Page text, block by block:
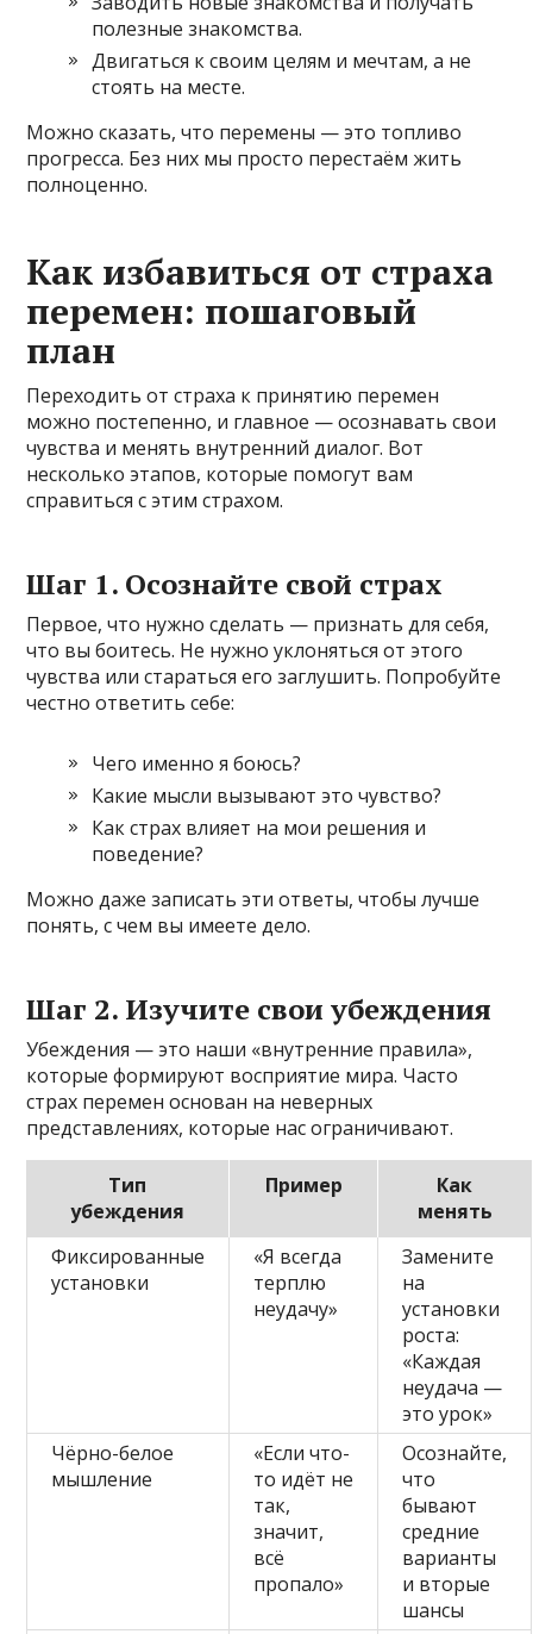
полезные знакомства.
Двигаться к своим целям и мечтам, а не
стоять на месте.
Можно сказать, что перемены — это топливо
прогресса. Без них мы просто перестаём жить
полноценно.
Как избавиться от страха
перемен: пошаговый
план
Переходить от страха к принятию перемен
можно постепенно, и главное — осознавать свои
чувства и менять внутренний диалог. Вот
несколько этапов, которые помогут вам
справиться с этим страхом.
Шаг 1. Осознайте свой страх
Первое, что нужно сделать — признать для себя,
что вы боитесь. Не нужно уклоняться от этого
чувства или стараться его заглушить. Попробуйте
честно ответить себе:
Чего именно я боюсь?
Какие мысли вызывают это чувство?
Как страх влияет на мои решения и
поведение?
Можно даже записать эти ответы, чтобы лучше
понять, с чем вы имеете дело.
Шаг 2. Изучите свои убеждения
Убеждения — это наши «внутренние правила»,
которые формируют восприятие мира. Часто
страх перемен основан на неверных
представлениях, которые нас ограничивают.
Тип
убеждения
Пример
Как
менять
Фиксированные
установки
«Я всегда
терплю
неудачу»
Замените
на
установки
роста:
«Каждая
неудача —
это урок»
Чёрно-белое
мышление
«Если что-
то идёт не
так,
значит,
всё
пропало»
Осознайте,
что
бывают
средние
варианты
и вторые
шансы